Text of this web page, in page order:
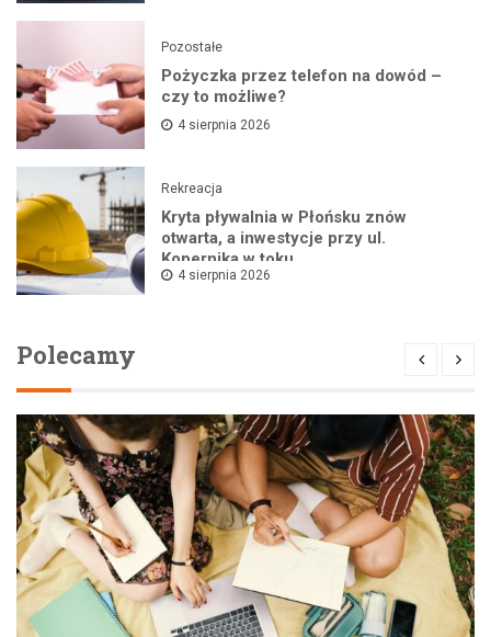
Pozostałe
Pożyczka przez telefon na dowód –
czy to możliwe?
4 sierpnia 2026
Rekreacja
Kryta pływalnia w Płońsku znów
otwarta, a inwestycje przy ul.
Kopernika w toku
4 sierpnia 2026
Polecamy